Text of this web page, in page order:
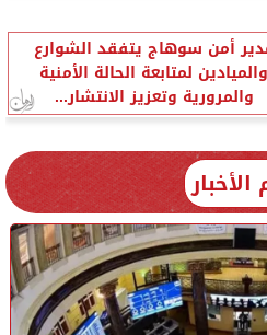
أمن سوهاج يتفقد الشوارع
والميادين لمتابعة الحالة الأمنية
والمرورية وتعزيز الانتشار...